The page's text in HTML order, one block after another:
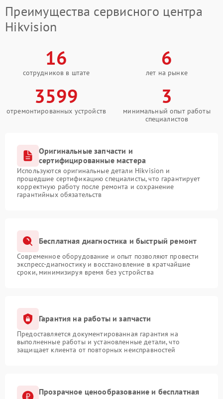
Преимущества сервисного центра
Hikvision
16
сотрудников в штате
6
лет на рынке
3599
отремонтированных устройств
3
минимальный опыт работы
специалистов
Оригинальные запчасти и
сертифицированные мастера
Используются оригинальные детали Hikvision и
прошедшие сертификацию специалисты, что гарантирует
корректную работу после ремонта и сохранение
гарантийных обязательств
Бесплатная диагностика и быстрый ремонт
Современное оборудование и опыт позволяют провести
экспресс-диагностику и восстановление в кратчайшие
сроки, минимизируя время без устройства
Гарантия на работы и запчасти
Предоставляется документированная гарантия на
выполненные работы и установленные детали, что
защищает клиента от повторных неисправностей
Прозрачное ценообразование и бесплатная